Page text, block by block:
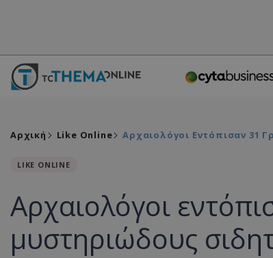
Αρχική Like Online Αρχαιολόγοι Εντόπισαν 31
LIKE ONLINE
Αρχαιολόγοι
μυστηριώδους